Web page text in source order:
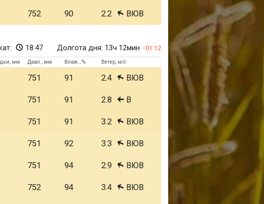
752 90 2.2 ВЮВ
18:47 Долгота дня: 13ч 12мин 01:12
мм Давл., мм Влаж., % Ветер, м/с
751 91 2.4 ВЮВ
751 91 2.8 В
751 91 3.2 ВЮВ
751 92 3.3 ВЮВ
751 94 2.9 ВЮВ
752 94 3.4 ВЮВ